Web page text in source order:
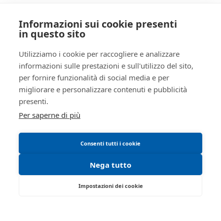
Informativa privacy
Trattamento dati personali
Regolamento di partecipazione alle vendite
telematiche
Informativa cookie
Manuale operativo
Informazioni sui cookie presenti
in questo sito
Utilizziamo i cookie per raccogliere e analizzare
informazioni sulle prestazioni e sull'utilizzo del sito,
per fornire funzionalità di social media e per
migliorare e personalizzare contenuti e pubblicità
presenti.
Per saperne di più
Consenti tutti i cookie
Nega tutto
Impostazioni dei cookie